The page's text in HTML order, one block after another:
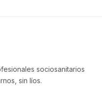
sociosanitarios
sin líos.